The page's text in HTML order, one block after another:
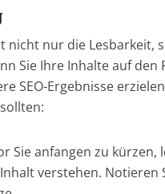
nicht nur die Lesbarkeit,
Sie Ihre Inhalte auf den
SEO-Ergebnisse
Sie anfangen zu kürzen,
verstehen. Notieren
Sie
mehr